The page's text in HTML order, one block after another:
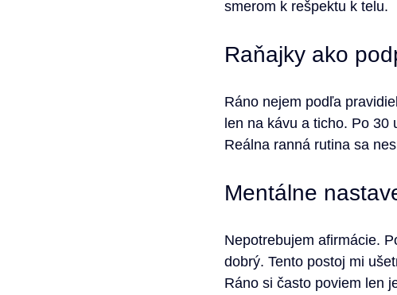
smerom k rešpektu k telu.
Raňajky ako
Ráno nejem podľa
len na kávu a ticho. Po
Reálna ranná rutina sa
Mentálne
Nepotrebujem afirmácie.
dobrý. Tento postoj mi
Ráno si často poviem len